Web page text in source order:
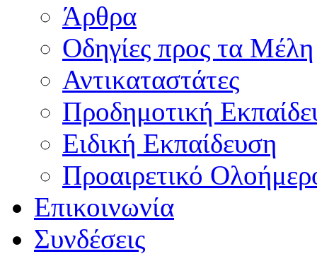
Άρθρα
Οδηγίες προς τα Μέλη
Αντικαταστάτες
Προδημοτική
Ειδική Εκπαίδευση
Προαιρετικό
Επικοινωνία
Συνδέσεις